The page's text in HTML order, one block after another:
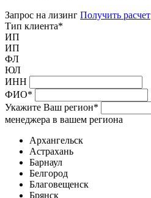
Запрос на лизинг Получить расчет
Тип клиента*
ИП
ИП
ФЛ
ЮЛ
ИНН
ФИО*
Укажите Ваш регион*
менеджера в вашем региона
Архангельск
Астрахань
Барнаул
Белгород
Благовещенск
Брянск